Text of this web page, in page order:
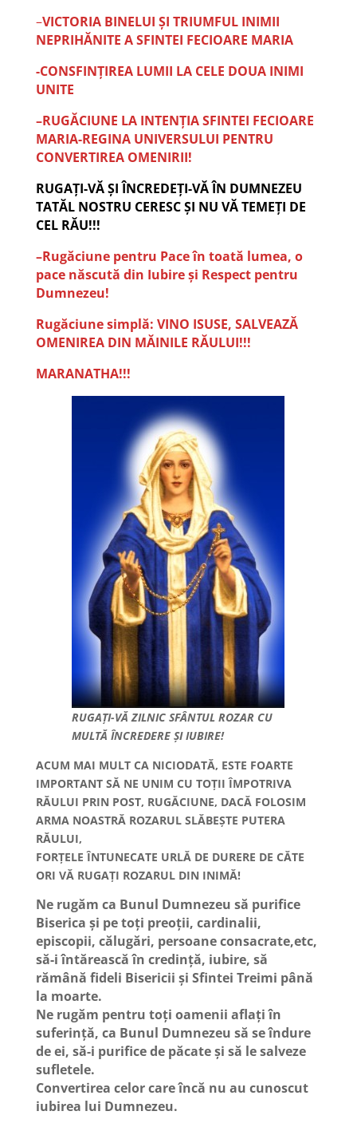
–VICTORIA BINELUI ȘI TRIUMFUL INIMII
NEPRIHĂNITE A SFINTEI FECIOARE MARIA
-CONSFINȚIREA LUMII LA CELE DOUA INIMI
UNITE
–RUGĂCIUNE LA INTENȚIA SFINTEI FECIOARE
MARIA-REGINA UNIVERSULUI PENTRU
CONVERTIREA OMENIRII!
RUGAȚI-VĂ ȘI ÎNCREDEȚI-VĂ ÎN DUMNEZEU
TATĂL NOSTRU CERESC ȘI NU VĂ TEMEȚI DE
CEL RĂU!!!
–Rugăciune pentru Pace în toată lumea, o
pace născută din Iubire și Respect pentru
Dumnezeu!
Rugăciune simplă: VINO ISUSE, SALVEAZĂ
OMENIREA DIN MĂINILE RĂULUI!!!
MARANATHA!!!
RUGAȚI-VĂ ZILNIC SFÂNTUL ROZAR CU
MULTĂ ÎNCREDERE ȘI IUBIRE!
ACUM MAI MULT CA NICIODATĂ, ESTE FOARTE
IMPORTANT SĂ NE UNIM CU TOȚII ÎMPOTRIVA
RĂULUI PRIN POST, RUGĂCIUNE, DACĂ FOLOSIM
ARMA NOASTRĂ ROZARUL SLĂBEȘTE PUTERA
RĂULUI,
FORȚELE ÎNTUNECATE URLĂ DE DURERE DE CĂTE
ORI VĂ RUGAȚI ROZARUL DIN INIMĂ!
Ne rugăm ca Bunul Dumnezeu să purifice
Biserica și pe toți preoții, cardinalii,
episcopii, călugări, persoane consacrate,etc,
să-i întărească în credință, iubire, să
rămână fideli Bisericii și Sfintei Treimi până
la moarte.
Ne rugăm pentru toți oamenii aflați în
suferință, ca Bunul Dumnezeu să se îndure
de ei, să-i purifice de păcate și să le salveze
sufletele.
Convertirea celor care încă nu au cunoscut
iubirea lui Dumnezeu.